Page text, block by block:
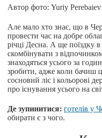
Автор фото: Yuriy
Але мало хто знає, що в
провести час на добре
річці Десна. А ще поїздку
скомбінувати з
знаходяться усього за
зробити, адже коли бачиш
сосновий ліс і кольорові
про існування усього на
Де зупинитися: готелів у
обирати є з чого.